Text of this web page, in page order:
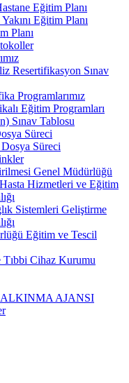
Eğitim Planı
Eğitim Planı
Planı
Resertifikasyon Sınav
Programlarımız
Eğitim Programları
Sınav Tablosu
Süreci
Süreci
Genel Müdürlüğü
Hizmetleri ve Eğitim
Sistemleri Geliştirme
Eğitim ve Tescil
Cihaz Kurumu
AJANSI